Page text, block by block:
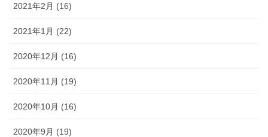
2021年2月 (16)
2021年1月 (22)
2020年12月 (16)
2020年11月 (19)
2020年10月 (16)
2020年9月 (19)